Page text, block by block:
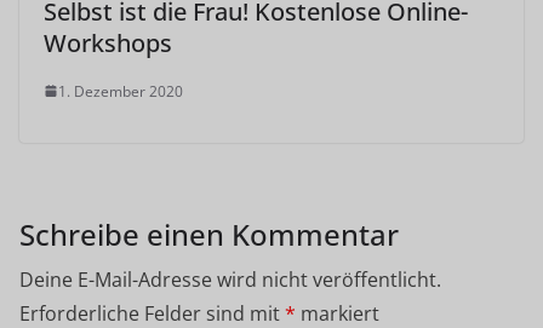
Selbst ist die Frau! Kostenlose Online-
Workshops
1. Dezember 2020
Schreibe einen Kommentar
Deine E-Mail-Adresse wird nicht veröffentlicht.
Erforderliche Felder sind mit* markiert